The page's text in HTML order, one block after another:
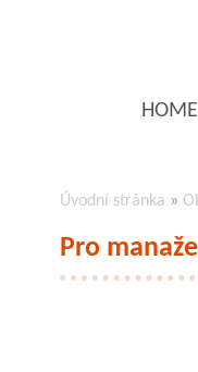
HOME
Úvodní stránka »
Pro